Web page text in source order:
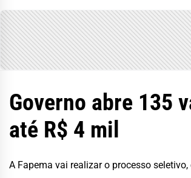
Governo abre 135
até R$ 4 mil
A Fapema vai realizar o processo